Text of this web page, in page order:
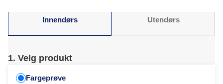
Innendørs Utendørs
1. Velg produkt
Fargeprøve